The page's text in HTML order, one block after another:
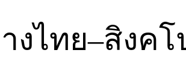
งไทย–สิงค